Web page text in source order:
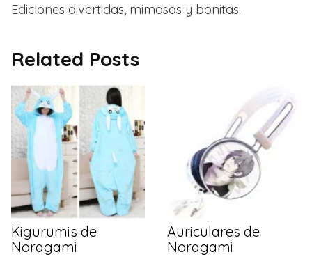
Ediciones divertidas, mimosas y bonitas.
Related Posts
Kigurumis de
Noragami
Auriculares de
Noragami